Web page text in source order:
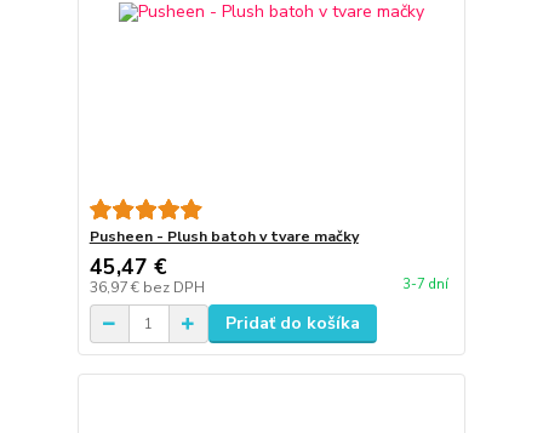
Pusheen - Plush batoh v tvare mačky
45,47 €
36,97 € bez DPH 3-7 dní
Pridať do košíka